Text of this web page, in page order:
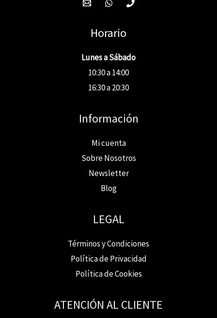
Horario
Lunes a Sábado
10:30 a 14:00
16:30 a 20:30
Información
Mi cuenta
Sobre Nosotros
Newsletter
Blog
LEGAL
Términos y Condiciones
Política de Privacidad
Política de Cookies
ATENCIÓN AL CLIENTE